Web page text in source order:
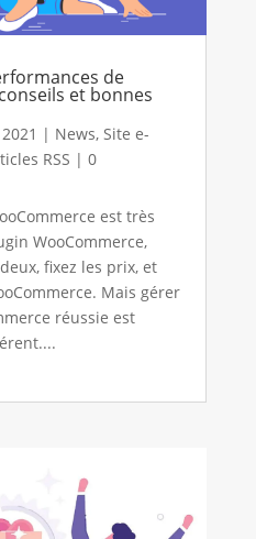
de
et bonnes
| News, Site e-
RSS | 0
est très
WooCommerce,
fixez les prix, et
Mais gérer
réussie est